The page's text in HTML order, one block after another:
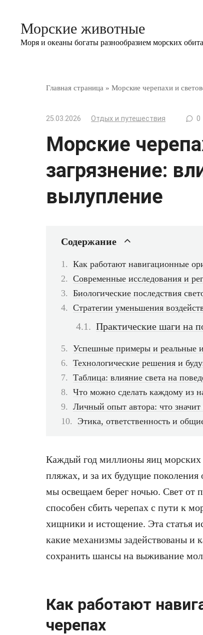
контентуМорские животные
Моря и океаны богаты разнообразием морских
Главная страница » Морские черепахи и
25.03.2026 Отдых и путешествия 0
Морские
загрязнение:
вылупление
Содержание
Как работают навигационные
Современные исследования и
Биологические последствия
Стратегии уменьшения
Практические шаги на
Успешные примеры и реальные
Технологические решения и
Таблица: влияние света на
Что можно сделать каждому из
Личный опыт автора: что значит
Этика, ответственность и
Каждый год миллионы яиц морских
пляжах, и за их будущие поколения
мы освещаем берег ночью. Свет от
способен сбить черепах с пути к
хищники и истощение. Эта статья
какие механизмы задействованы и
сохранить шансы на выживание
Как работают
черепах